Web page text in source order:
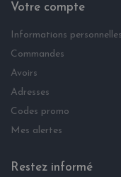
Votre compte
Informations personnelles
Commandes
Avoirs
Adresses
Codes promo
Mes alertes
Restez informé